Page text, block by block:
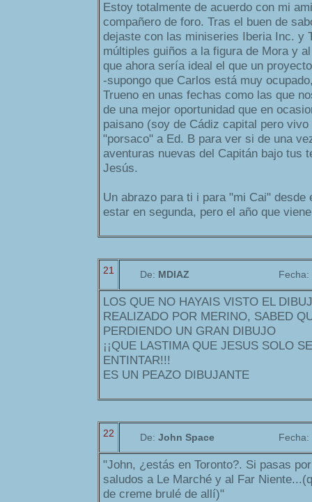
Estoy totalmente de acuerdo con mi
compañero de foro. Tras el buen de
dejaste con las miniseries Iberia Inc. y
múltiples guiños a la figura de Mora y
que ahora sería ideal el que un
-supongo que Carlos está muy
Trueno en unas fechas como las que
de una mejor oportunidad que en
paisano (soy de Cádiz capital pero
"porsaco" a Ed. B para ver si de una
aventuras nuevas del Capitán bajo tus
Jesús.
Un abrazo para ti i para "mi Cai" desde
estar en segunda, pero el año que
21 De: MDIAZ Fecha:
LOS QUE NO HAYAIS VISTO EL
REALIZADO POR MERINO, SABED
PERDIENDO UN GRAN DIBUJO
¡¡QUE LASTIMA QUE JESUS SOLO
ENTINTAR!!!
ES UN PEAZO DIBUJANTE
22 De: John Space Fecha:
"John, ¿estás en Toronto?. Si pasas
saludos a Le Marché y al Far
de creme brulé de allí)"